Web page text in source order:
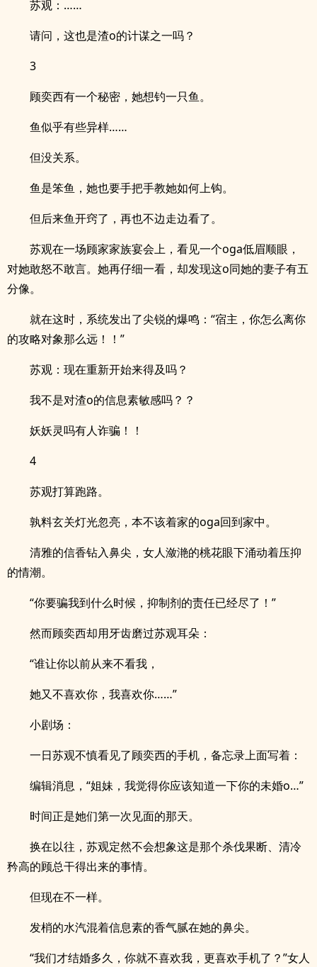
苏观：……
请问，这也是渣o的计谋之一吗？
3
顾奕西有一个秘密，她想钓一只鱼。
鱼似乎有些异样……
但没关系。
鱼是笨鱼，她也要手把手教她如何上钩。
但后来鱼开窍了，再也不边走边看了。
苏观在一场顾家家族宴会上，看见一个oga低眉顺眼，
对她敢怒不敢言。她再仔细一看，却发现这o同她的妻子有五
分像。
就在这时，系统发出了尖锐的爆鸣：“宿主，你怎么离你
的攻略对象那么远！！”
苏观：现在重新开始来得及吗？
我不是对渣o的信息素敏感吗？？
妖妖灵吗有人诈骗！！
4
苏观打算跑路。
孰料玄关灯光忽亮，本不该着家的oga回到家中。
清雅的信香钻入鼻尖，女人潋滟的桃花眼下涌动着压抑
的情潮。
“你要骗我到什么时候，抑制剂的责任已经尽了！”
然而顾奕西却用牙齿磨过苏观耳朵：
“谁让你以前从来不看我，
她又不喜欢你，我喜欢你……”
小剧场：
一日苏观不慎看见了顾奕西的手机，备忘录上面写着：
编辑消息，“姐妹，我觉得你应该知道一下你的未婚o…”
时间正是她们第一次见面的那天。
换在以往，苏观定然不会想象这是那个杀伐果断、清冷
矜高的顾总干得出来的事情。
但现在不一样。
发梢的水汽混着信息素的香气腻在她的鼻尖。
“我们才结婚多久，你就不喜欢我，更喜欢手机了？”女人